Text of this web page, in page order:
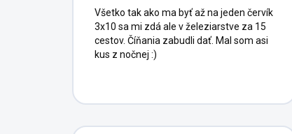
Všetko tak ako ma byť až na jeden červík
3x10 sa mi zdá ale v železiarstve za 15
cestov. Číňania zabudli dať. Mal som asi
kus z nočnej :)